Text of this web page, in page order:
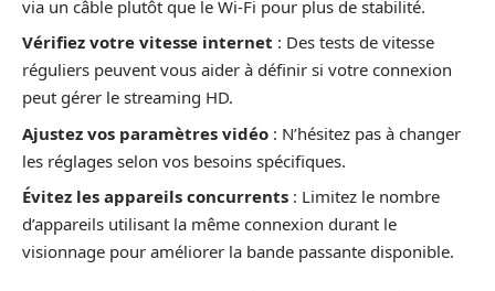
via un câble plutôt que le Wi-Fi pour plus de stabilité.
Vérifiez votre vitesse internet : Des tests de vitesse
réguliers peuvent vous aider à définir si votre connexion
peut gérer le streaming HD.
Ajustez vos paramètres vidéo : N’hésitez pas à changer
les réglages selon vos besoins spécifiques.
Évitez les appareils concurrents : Limitez le nombre
d’appareils utilisant la même connexion durant le
visionnage pour améliorer la bande passante disponible.